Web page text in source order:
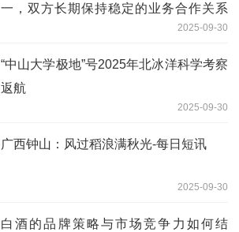
一，双方长期保持稳定的业务合作关系
2025-09-30
“中山大学极地”号2025年北冰洋科学考察
返航
2025-09-30
广西钟山：风过稻浪满秋光-每日短讯
2025-09-30
白酒的品牌策略与市场竞争力如何结